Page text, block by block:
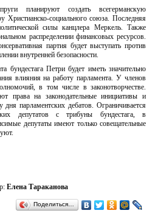
планируют создать всегерманскую
Христианско-социального союза. Последняя
силы канцлера Меркель. Также
распределении финансовых ресурсов.
партия будет выступать против
внутренней безопасности.
бундестага Петри будет иметь значительно
влияния на работу парламента. У членов
в том числе в законотворчестве.
права на законодательные инициативы и
парламентских дебатов. Ограничивается
депутатов с трибуны бундестага, в
депутаты имеют только совещательные
Елена Тараканова
Поделиться…